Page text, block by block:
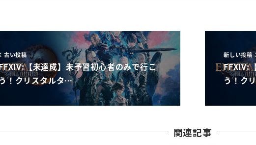
古い投稿
【未達成】未予習初心者のみで行こ
！クリスタルタ…
新しい投稿
FFXIV:
う！ク
関連記事